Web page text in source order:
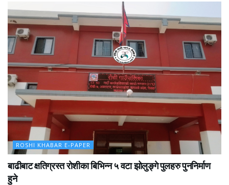
ROSHI KHABAR E-PAPER
बाढीबाट क्षतिग्रस्त रोशीका बिभिन्न ५ वटा झोलुङ्गे पुलहरु पुननिर्माण
हुने